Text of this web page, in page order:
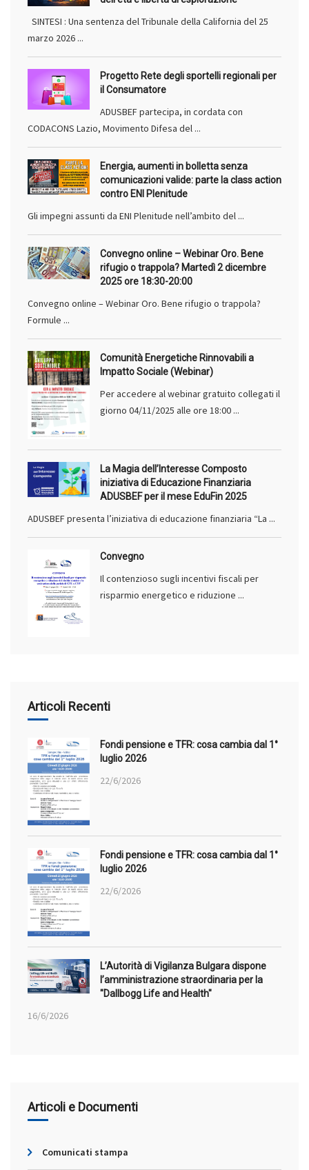
SINTESI : Una sentenza del Tribunale della California del 25
marzo 2026 ...
Progetto Rete degli sportelli regionali per
il Consumatore
ADUSBEF partecipa, in cordata con
CODACONS Lazio, Movimento Difesa del ...
Energia, aumenti in bolletta senza
comunicazioni valide: parte la class action
contro ENI Plenitude
Gli impegni assunti da ENI Plenitude nell’ambito del ...
Convegno online – Webinar Oro. Bene
rifugio o trappola? Martedì 2 dicembre
2025 ore 18:30-20:00
Convegno online – Webinar Oro. Bene rifugio o trappola?
Formule ...
Comunità Energetiche Rinnovabili a
Impatto Sociale (Webinar)
Per accedere al webinar gratuito collegati il
giorno 04/11/2025 alle ore 18:00 ...
La Magia dell’Interesse Composto
iniziativa di Educazione Finanziaria
ADUSBEF per il mese EduFin 2025
ADUSBEF presenta l’iniziativa di educazione finanziaria “La ...
Convegno
Il contenzioso sugli incentivi fiscali per
risparmio energetico e riduzione ...
Articoli Recenti
Fondi pensione e TFR: cosa cambia dal 1°
luglio 2026
22/6/2026
Fondi pensione e TFR: cosa cambia dal 1°
luglio 2026
22/6/2026
L’Autorità di Vigilanza Bulgara dispone
l’amministrazione straordinaria per la
"Dallbogg Life and Health"
16/6/2026
Articoli e Documenti
Comunicati stampa